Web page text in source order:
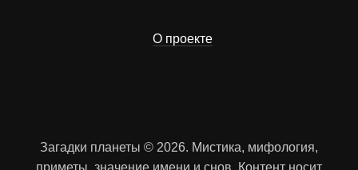
О проекте
Загадки планеты © 2026. Мистика, мифология,